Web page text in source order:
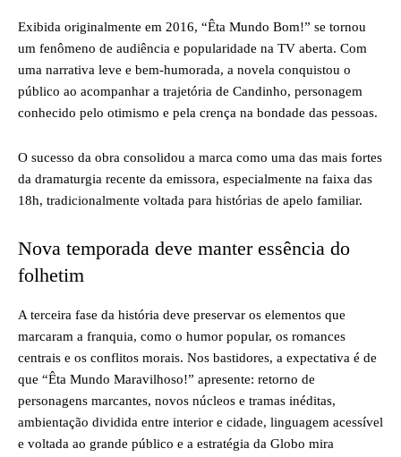
Exibida originalmente em 2016, “Êta Mundo Bom!” se tornou
um fenômeno de audiência e popularidade na TV aberta. Com
uma narrativa leve e bem-humorada, a novela conquistou o
público ao acompanhar a trajetória de Candinho, personagem
conhecido pelo otimismo e pela crença na bondade das pessoas.
O sucesso da obra consolidou a marca como uma das mais fortes
da dramaturgia recente da emissora, especialmente na faixa das
18h, tradicionalmente voltada para histórias de apelo familiar.
Nova temporada deve manter essência do
folhetim
A terceira fase da história deve preservar os elementos que
marcaram a franquia, como o humor popular, os romances
centrais e os conflitos morais. Nos bastidores, a expectativa é de
que “Êta Mundo Maravilhoso!” apresente: retorno de
personagens marcantes, novos núcleos e tramas inéditas,
ambientação dividida entre interior e cidade, linguagem acessível
e voltada ao grande público e a estratégia da Globo mira